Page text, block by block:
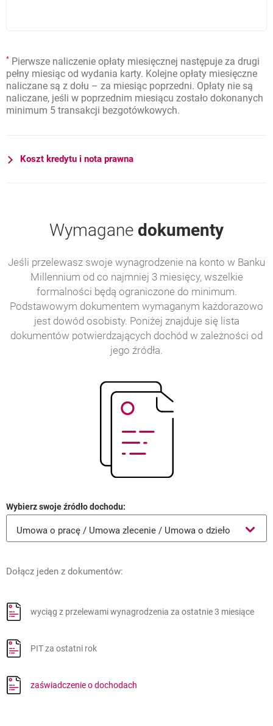
* Pierwsze naliczenie opłaty miesięcznej następuje za drugi
pełny miesiąc od wydania karty. Kolejne opłaty miesięczne
naliczane są z dołu – za miesiąc poprzedni. Opłaty nie są
naliczane, jeśli w poprzednim miesiącu zostało dokonanych
minimum 5 transakcji bezgotówkowych.
Koszt kredytu i nota prawna
Wymagane dokumenty
Jeśli przelewasz swoje wynagrodzenie na konto w Banku
Millennium od co najmniej 3 miesięcy, wszelkie
formalności będą ograniczone do minimum.
Podstawowym dokumentem wymaganym każdorazowo
jest dowód osobisty. Poniżej znajduje się lista
dokumentów potwierdzających dochód w zależności od
jego źródła.
Wybierz swoje źródło dochodu:
Umowa o pracę / Umowa zlecenie / Umowa o dzieło
Umowa o pracę / Umowa zlecenie / Umowa o dzieło
Emerytura
Renta
Dołącz jeden z dokumentów:
wyciąg z przelewami wynagrodzenia za ostatnie 3 miesiące
PIT za ostatni rok
zaświadczenie o dochodach